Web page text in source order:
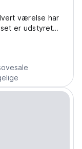
værelse har
er udstyret